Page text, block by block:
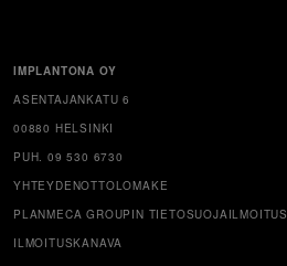
IMPLANTONA OY
ASENTAJANKATU 6
00880 HELSINKI
PUH. 09 530 6730
YHTEYDENOTTOLOMAKE
PLANMECA GROUPIN TIETOSUOJAILMOITUS
ILMOITUSKANAVA